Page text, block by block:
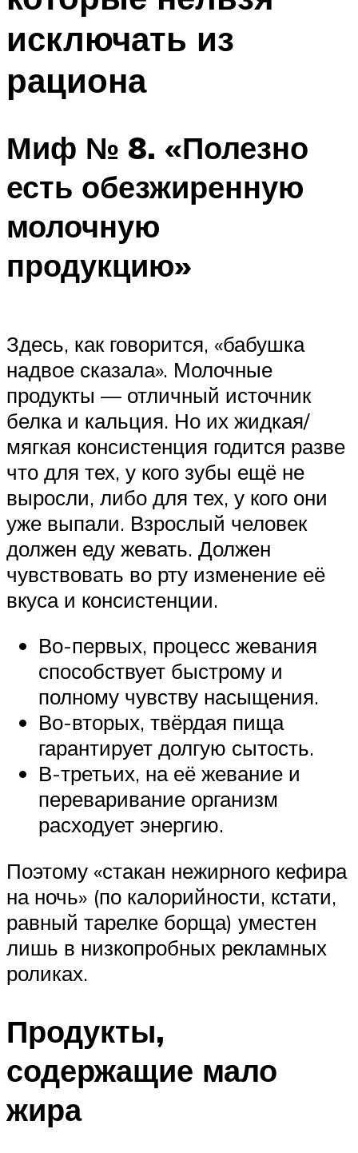
исключать из
рациона
Миф № 8. «Полезно
есть обезжиренную
молочную
продукцию»
Здесь, как говорится, «бабушка
надвое сказала». Молочные
продукты — отличный источник
белка и кальция. Но их жидкая/
мягкая консистенция годится разве
что для тех, у кого зубы ещё не
выросли, либо для тех, у кого они
уже выпали. Взрослый человек
должен еду жевать. Должен
чувствовать во рту изменение её
вкуса и консистенции.
Во-первых, процесс жевания
способствует быстрому и
полному чувству насыщения.
Во-вторых, твёрдая пища
гарантирует долгую сытость.
В-третьих, на её жевание и
переваривание организм
расходует энергию.
Поэтому «стакан нежирного кефира
на ночь» (по калорийности, кстати,
равный тарелке борща) уместен
лишь в низкопробных рекламных
роликах.
Продукты,
содержащие мало
жира